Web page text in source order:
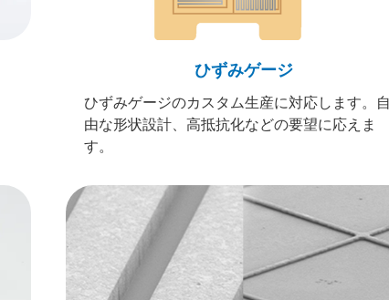
ひずみゲージ
ひずみゲージのカスタム生産に対応します。自
由な形状設計、高抵抗化などの要望に応えま
す。